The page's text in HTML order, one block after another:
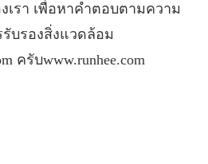
รา เพื่อหาคําตอบตามความ
บรองสิ่งแวดล้อม
ครับwww.runhee.com